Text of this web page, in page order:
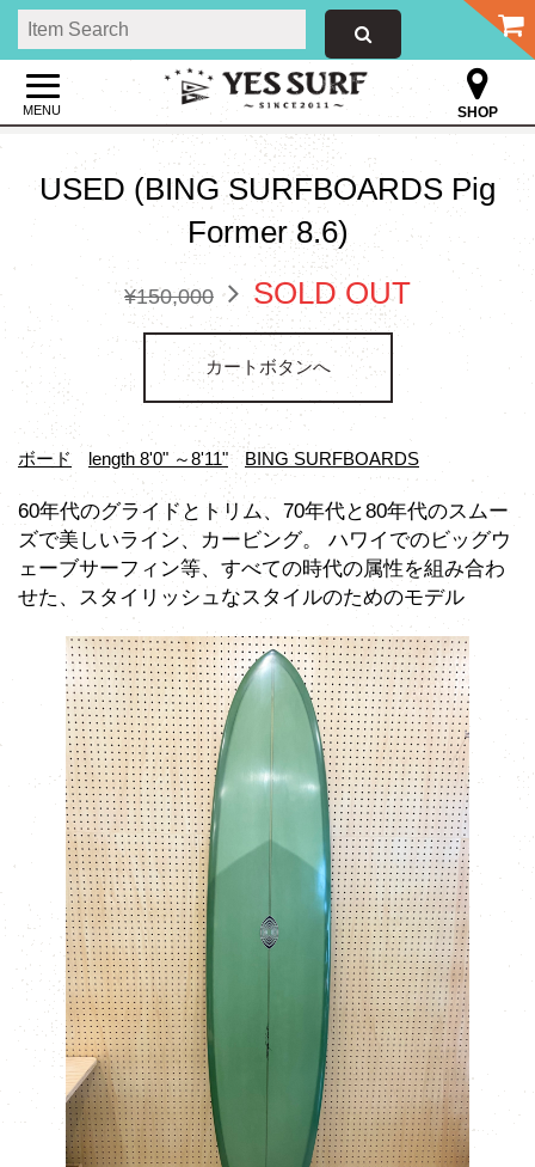
MENU SHOP
USED (BING SURFBOARDS Pig
Former 8.6)
¥150,000 SOLD OUT
カートボタンへ
ボード length 8'0" ～8'11" BING SURFBOARDS
60年代のグライドとトリム、70年代と80年代のスムー
ズで美しいライン、カービング。 ハワイでのビッグウ
ェーブサーフィン等、すべての時代の属性を組み合わ
せた、スタイリッシュなスタイルのためのモデル